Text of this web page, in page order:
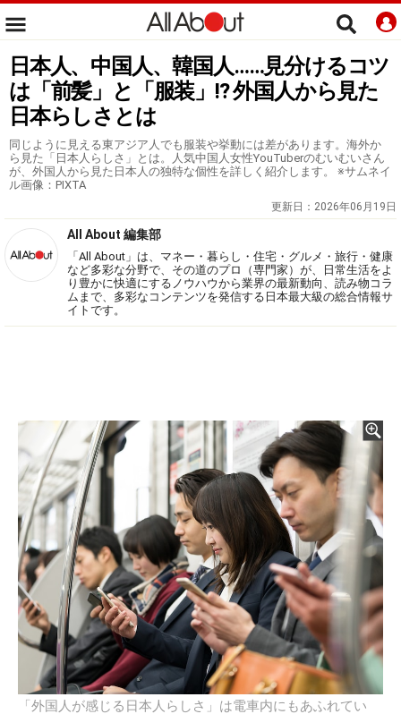
日本人、中国人、韓国人……見分けるコツ
は「前髪」と「服装」!? 外国人から見た
日本らしさとは
同じように見える東アジア人でも服装や挙動には差があります。海外か
ら見た「日本人らしさ」とは。人気中国人女性YouTuberのむいむいさん
が、外国人から見た日本人の独特な個性を詳しく紹介します。 ※サムネイ
ル画像：PIXTA
更新日： 2026年06月19日
All About 編集部
「All About」は、マネー・暮らし・住宅・グルメ・旅行・健康
など多彩な分野で、その道のプロ（専門家）が、日常生活をよ
り豊かに快適にするノウハウから業界の最新動向、読み物コラ
ムまで、多彩なコンテンツを発信する日本最大級の総合情報サ
イトです。
「外国人が感じる日本人らしさ」は電車内にもあふれてい